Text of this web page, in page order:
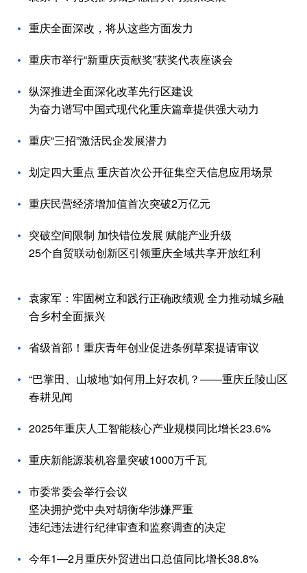
重庆全面深改，将从这些方面发力
重庆市举行“新重庆贡献奖”获奖代表座谈会
纵深推进全面深化改革先行区建设
为奋力谱写中国式现代化重庆篇章提供强大动力
重庆“三招”激活民企发展潜力
划定四大重点 重庆首次公开征集空天信息应用场景
重庆民营经济增加值首次突破2万亿元
突破空间限制 加快错位发展 赋能产业升级
25个自贸联动创新区引领重庆全域共享开放红利
袁家军：牢固树立和践行正确政绩观 全力推动城乡融
合乡村全面振兴
省级首部！重庆青年创业促进条例草案提请审议
“巴掌田、山坡地”如何用上好农机？——重庆丘陵山区
春耕见闻
2025年重庆人工智能核心产业规模同比增长23.6%
重庆新能源装机容量突破1000万千瓦
市委常委会举行会议
坚决拥护党中央对胡衡华涉嫌严重
违纪违法进行纪律审查和监察调查的决定
今年1—2月重庆外贸进出口总值同比增长38.8%